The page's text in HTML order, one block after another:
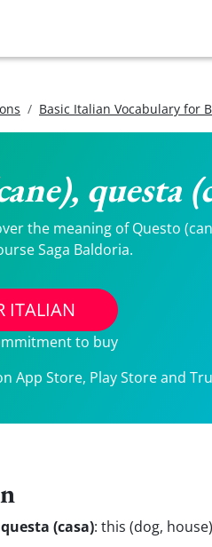
Basic Italian Vocabulary for
the meaning of Questo
Saga Baldoria.
ITALIAN
to buy
App Store, Play Store and
(casa): this (dog, house)